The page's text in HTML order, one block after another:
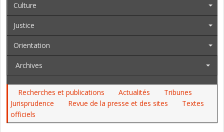
Culture
Justice
Orientation
Archives
Recherches et publications Actualités
Tribunes
Jurisprudence
Revue de la presse et des sites
Textes
officiels